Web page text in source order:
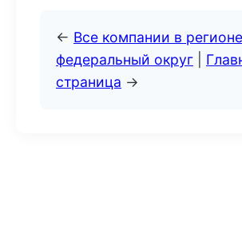
← Все компании в
федеральный округ
страница →